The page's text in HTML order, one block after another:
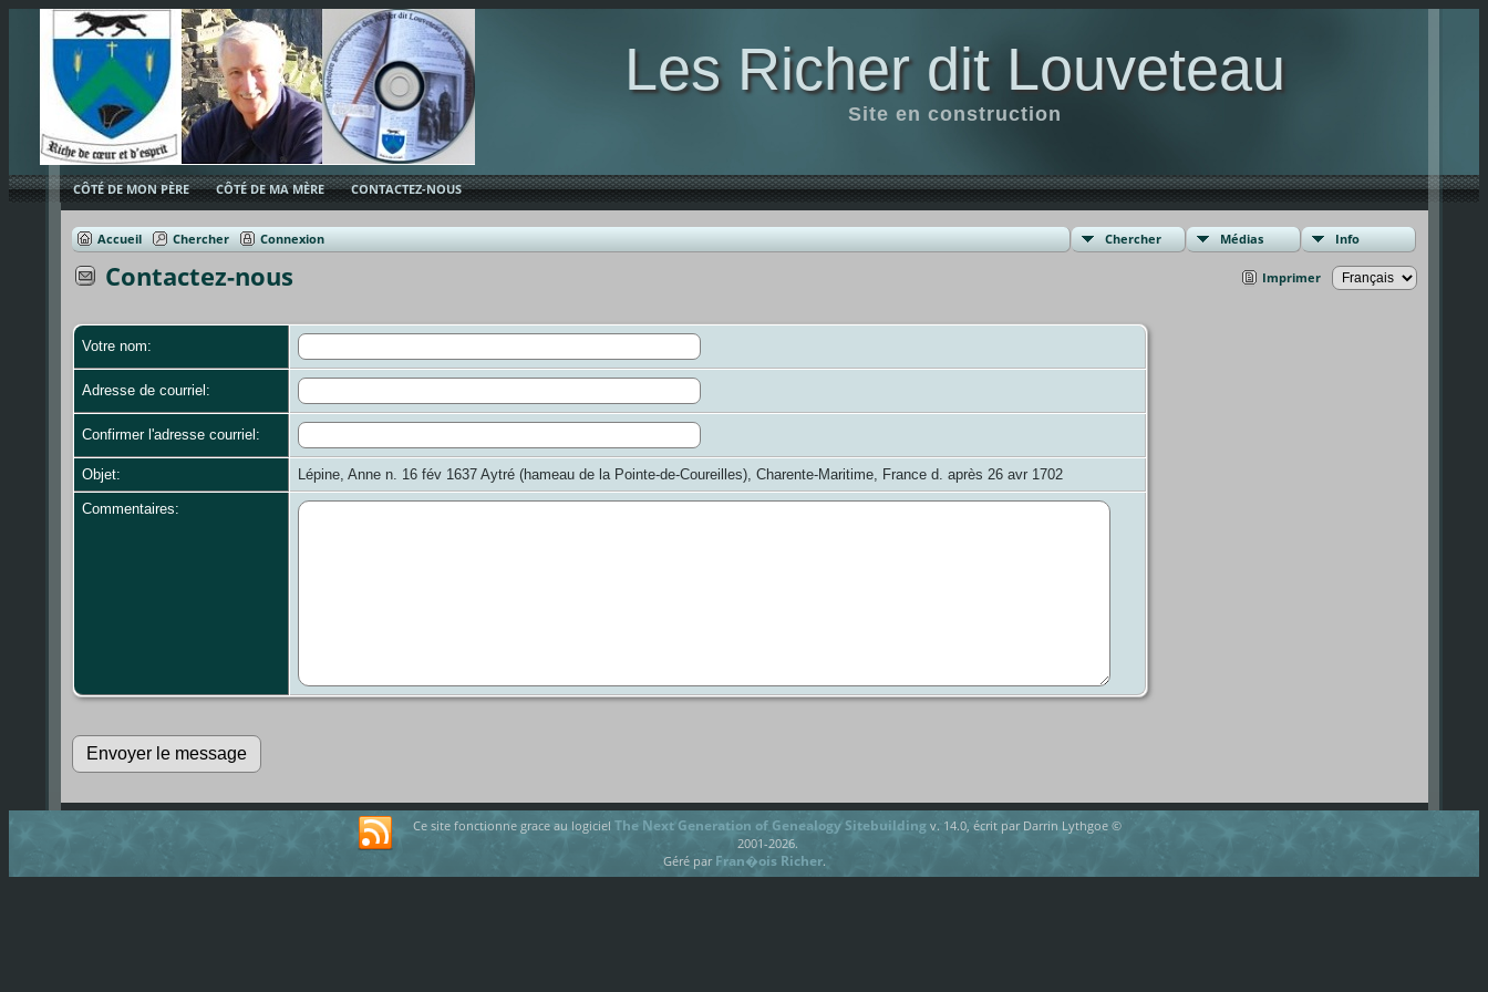
Les Richer dit Louveteau
Site en construction
CÔTÉ DE MON PÈRE CÔTÉ DE MA MÈRE CONTACTEZ-NOUS
Chercher Médias Info
Accueil Chercher Connexion
Imprimer
Contactez-nous
Votre nom:
Adresse de courriel:
Confirmer l'adresse courriel:
Objet: Lépine, Anne n. 16 fév 1637 Aytré (hameau de la Pointe-de-Coureilles), Charente-Maritime, France d. après 26 avr 1702
Commentaires:
Ce site fonctionne grace au logiciel The Next Generation of Genealogy Sitebuilding v. 14.0, écrit par Darrin Lythgoe ©
2001-2026.
Géré par Fran�ois Richer.